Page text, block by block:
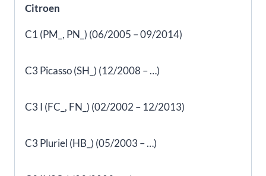
Citroen
C1 (PM_, PN_) (06/2005 – 09/2014)
C3 Picasso (SH_) (12/2008 – …)
C3 I (FC_, FN_) (02/2002 – 12/2013)
C3 Pluriel (HB_) (05/2003 – …)